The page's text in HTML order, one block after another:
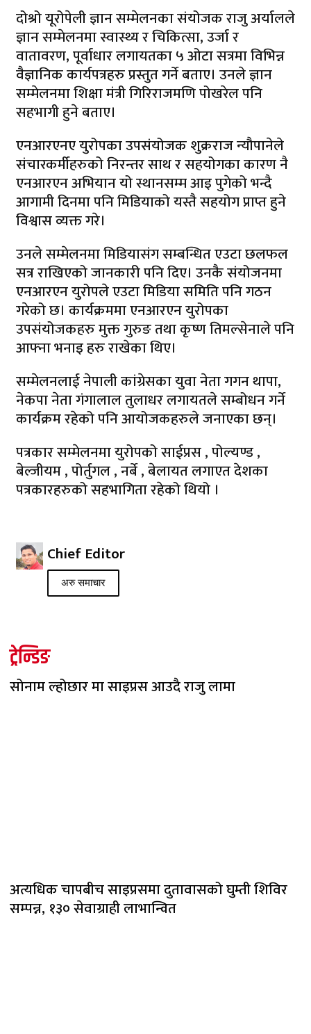
दोश्रो यूरोपेली ज्ञान सम्मेलनका संयोजक राजु अर्यालले
ज्ञान सम्मेलनमा स्वास्थ्य र चिकित्सा, उर्जा र
वातावरण, पूर्वाधार लगायतका ५ ओटा सत्रमा विभिन्न
वैज्ञानिक कार्यपत्रहरु प्रस्तुत गर्ने बताए। उनले ज्ञान
सम्मेलनमा शिक्षा मंत्री गिरिराजमणि पोखरेल पनि
सहभागी हुने बताए।
एनआरएनए युरोपका उपसंयोजक शुक्रराज न्यौपानेले
संचारकर्मीहरुको निरन्तर साथ र सहयोगका कारण नै
एनआरएन अभियान यो स्थानसम्म आइ पुगेको भन्दै
आगामी दिनमा पनि मिडियाको यस्तै सहयोग प्राप्त हुने
विश्वास व्यक्त गरे।
उनले सम्मेलनमा मिडियासंग सम्बन्धित एउटा छलफल
सत्र राखिएको जानकारी पनि दिए। उनकै संयोजनमा
एनआरएन युरोपले एउटा मिडिया समिति पनि गठन
गरेको छ। कार्यक्रममा एनआरएन युरोपका
उपसंयोजकहरु मुक्त गुरुङ तथा कृष्ण तिमल्सेनाले पनि
आफ्ना भनाइ हरु राखेका थिए।
सम्मेलनलाई नेपाली कांग्रेसका युवा नेता गगन थापा,
नेकपा नेता गंगालाल तुलाधर लगायतले सम्बोधन गर्ने
कार्यक्रम रहेको पनि आयोजकहरुले जनाएका छन्।
पत्रकार सम्मेलनमा युरोपको साईप्रस , पोल्यण्ड ,
बेल्जीयम , पोर्तुगल , नर्बे , बेलायत लगाएत देशका
पत्रकारहरुको सहभागिता रहेको थियो ।
Chief Editor
अरु समाचार
ट्रेन्डिङ
सोनाम ल्होछार मा साइप्रस आउदै राजु लामा
अत्यधिक चापबीच साइप्रसमा दुतावासको घुम्ती शिविर
सम्पन्न, १३० सेवाग्राही लाभान्वित